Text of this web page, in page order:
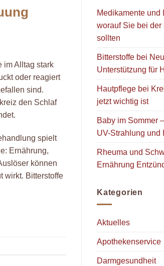
im Alltag stark
oder reagiert
sind.
den Schlaf
spielt
Ernährung,
können
wirkt. Bitterstoffe
Medikamente und
worauf Sie bei
sollten
Bitterstoffe bei
Unterstützung für
Hautpflege bei
jetzt wichtig ist
Baby im Sommer
UV-Strahlung und
Rheuma und
Ernährung
Kategorien
Aktuelles
Apothekenservice
Darmgesundheit